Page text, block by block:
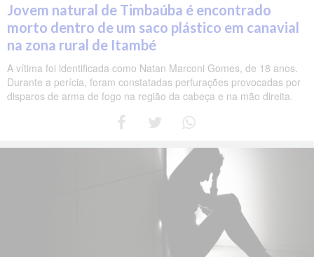
Jovem natural de Timbaúba é encontrado
morto dentro de um saco plástico em canavial
na zona rural de Itambé
A vítima foi identificada como Natan Marconi Gomes, de 18 anos.
Durante a perícia, foram constatadas perfurações provocadas por
disparos de arma de fogo na região da cabeça e na mão direita.